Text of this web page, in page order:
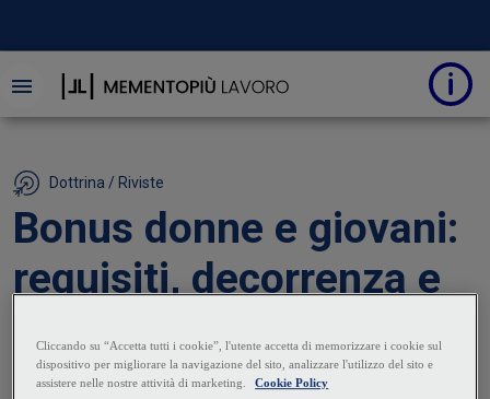
Dottrina / Riviste
Bonus donne e giovani:
requisiti, decorrenza e
durata
19 Maggio 2025 |Giuseppe Buscema